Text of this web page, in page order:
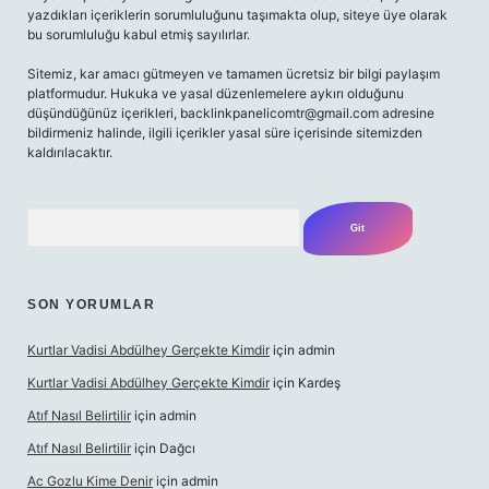
yazdıkları içeriklerin sorumluluğunu taşımakta olup, siteye üye olarak
bu sorumluluğu kabul etmiş sayılırlar.
Sitemiz, kar amacı gütmeyen ve tamamen ücretsiz bir bilgi paylaşım
platformudur. Hukuka ve yasal düzenlemelere aykırı olduğunu
düşündüğünüz içerikleri, backlinkpanelicomtr@gmail.com adresine
bildirmeniz halinde, ilgili içerikler yasal süre içerisinde sitemizden
kaldırılacaktır.
SON YORUMLAR
Kurtlar Vadisi Abdülhey Gerçekte Kimdir için admin
Kurtlar Vadisi Abdülhey Gerçekte Kimdir için Kardeş
Atıf Nasıl Belirtilir için admin
Atıf Nasıl Belirtilir için Dağcı
Ac Gozlu Kime Denir için admin